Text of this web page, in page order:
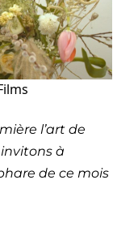
l’art de
à
de ce mois